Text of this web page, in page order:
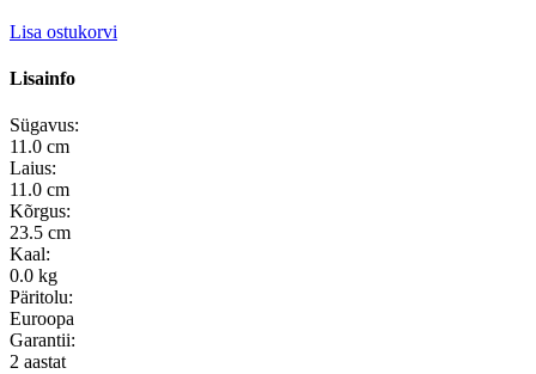
Lisa ostukorvi
Lisainfo
Sügavus:
11.0 cm
Laius:
11.0 cm
Kõrgus:
23.5 cm
Kaal:
0.0 kg
Päritolu:
Euroopa
Garantii:
2 aastat